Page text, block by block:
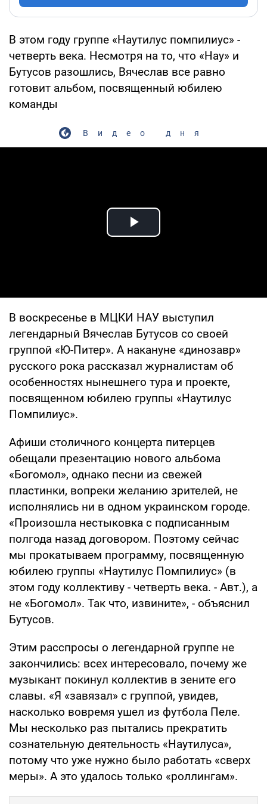
В этом году группе «Наутилус помпилиус» -
четверть века. Несмотря на то, что «Нау» и
Бутусов разошлись, Вячеслав все равно
готовит альбом, посвященный юбилею
команды
Видео дня
Play Video
В воскресенье в МЦКИ НАУ выступил
легендарный Вячеслав Бутусов со своей
группой «Ю-Питер». А накануне «динозавр»
русского рока рассказал журналистам об
особенностях нынешнего тура и проекте,
посвященном юбилею группы «Наутилус
Помпилиус».
Афиши столичного концерта питерцев
обещали презентацию нового альбома
«Богомол», однако песни из свежей
пластинки, вопреки желанию зрителей, не
исполнялись ни в одном украинском городе.
«Произошла нестыковка с подписанным
полгода назад договором. Поэтому сейчас
мы прокатываем программу, посвященную
юбилею группы «Наутилус Помпилиус» (в
этом году коллективу - четверть века. - Авт.), а
не «Богомол». Так что, извините», - объяснил
Бутусов.
Этим расспросы о легендарной группе не
закончились: всех интересовало, почему же
музыкант покинул коллектив в зените его
славы. «Я «завязал» с группой, увидев,
насколько вовремя ушел из футбола Пеле.
Мы несколько раз пытались прекратить
сознательную деятельность «Наутилуса»,
потому что уже нужно было работать «сверх
меры». А это удалось только «роллингам».